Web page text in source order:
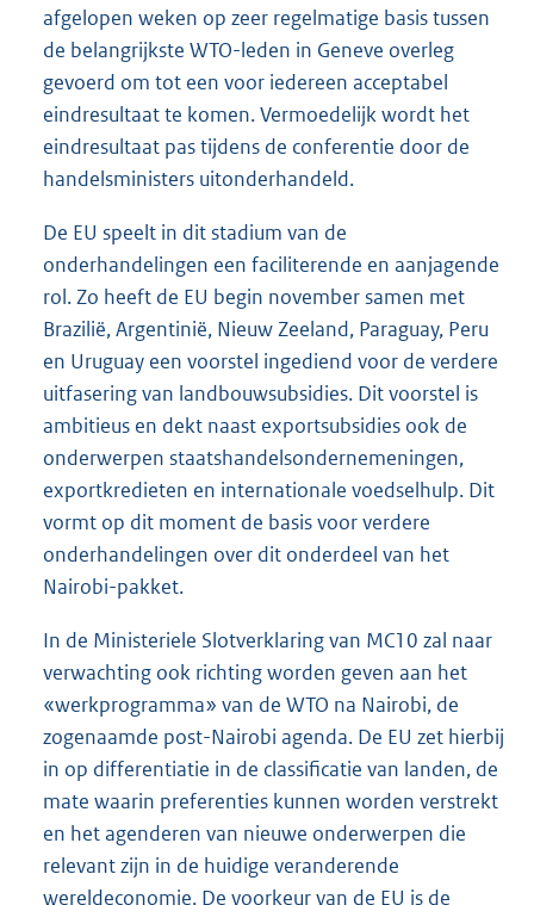
afgelopen weken op zeer regelmatige basis tussen
de belangrijkste WTO-leden in Geneve overleg
gevoerd om tot een voor iedereen acceptabel
eindresultaat te komen. Vermoedelijk wordt het
eindresultaat pas tijdens de conferentie door de
handelsministers uitonderhandeld.
De EU speelt in dit stadium van de
onderhandelingen een faciliterende en aanjagende
rol. Zo heeft de EU begin november samen met
Brazilië, Argentinië, Nieuw Zeeland, Paraguay, Peru
en Uruguay een voorstel ingediend voor de verdere
uitfasering van landbouwsubsidies. Dit voorstel is
ambitieus en dekt naast exportsubsidies ook de
onderwerpen staatshandelsondernemeningen,
exportkredieten en internationale voedselhulp. Dit
vormt op dit moment de basis voor verdere
onderhandelingen over dit onderdeel van het
Nairobi-pakket.
In de Ministeriele Slotverklaring van MC10 zal naar
verwachting ook richting worden geven aan het
«werkprogramma» van de WTO na Nairobi, de
zogenaamde post-Nairobi agenda. De EU zet hierbij
in op differentiatie in de classificatie van landen, de
mate waarin preferenties kunnen worden verstrekt
en het agenderen van nieuwe onderwerpen die
relevant zijn in de huidige veranderende
wereldeconomie. De voorkeur van de EU is de